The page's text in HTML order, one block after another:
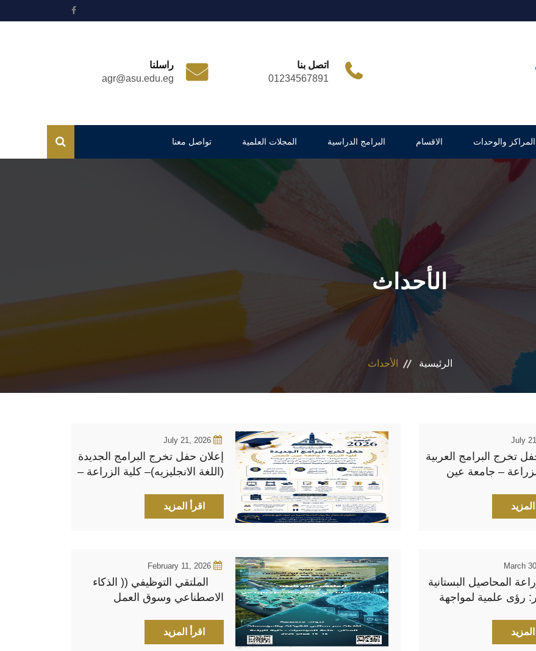
اتصل بنا
01234567891
راسلنا
agr@asu.edu.eg
المراكز والوحدات الاقسام البرامج الدراسية المجلات العلمية تواصل معنا
الأحداث
الرئيسية الأحداث
July
تخرج البرامج العربية
– جامعة عين
المزيد
July 21, 2026
إعلان حفل تخرج البرامج الجديدة
(اللغة الانجليزيه)– كلية الزراعة –
اقرأ المزيد
March
المحاصيل البستانية
رؤى علمية لمواجهة
المزيد
February 11, 2026
الملتقي التوظيفي (( الذكاء
الاصطناعي وسوق العمل
اقرأ المزيد